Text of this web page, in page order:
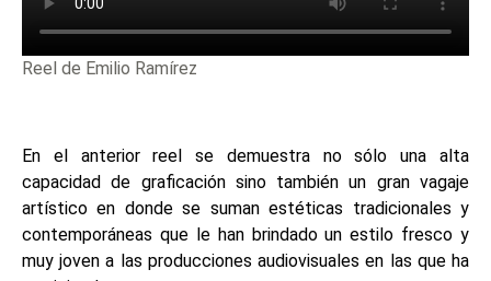
Reel de Emilio Ramírez
En el anterior reel se demuestra no sólo una alta
capacidad de graficación sino también un gran vagaje
artístico en donde se suman estéticas tradicionales y
contemporáneas que le han brindado un estilo fresco y
muy joven a las producciones audiovisuales en las que ha